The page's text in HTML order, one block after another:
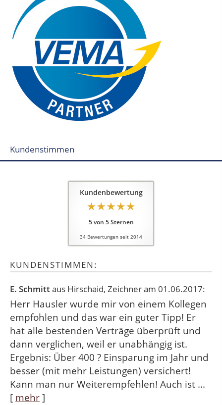
Kundenstimmen
Kundenbewertung
5von 5Sternen
34 Bewertungen seit 2014
KUNDENSTIMMEN:
E. Schmittaus Hirschaid, Zeichneram 01.06.2017:
Herr Hausler wurde mir von einem Kollegen
empfohlen und das war ein guter Tipp! Er
hat alle bestenden Verträge überprüft und
dann verglichen, weil er unabhängig ist.
Ergebnis: Über 400 ? Einsparung im Jahr und
besser (mit mehr Leistungen) versichert!
Kann man nur Weiterempfehlen! Auch ist ...
[ mehr]